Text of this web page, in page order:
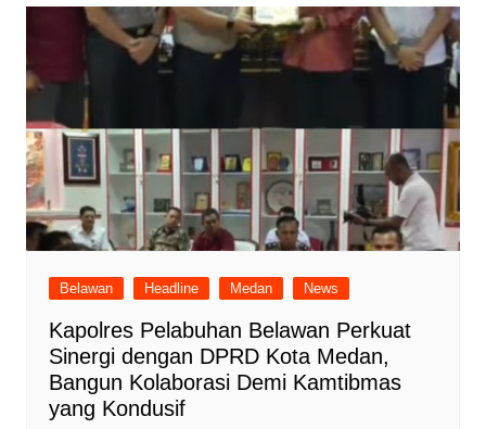
Belawan Headline Medan News
Kapolres Pelabuhan Belawan Perkuat
Sinergi dengan DPRD Kota Medan,
Bangun Kolaborasi Demi Kamtibmas
yang Kondusif